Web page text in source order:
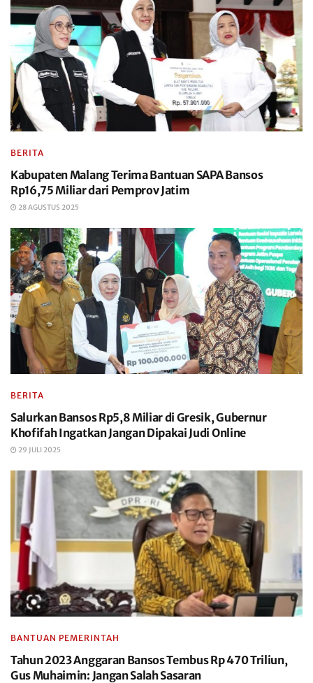
BERITA
Kabupaten Malang Terima Bantuan SAPA Bansos
Rp16,75 Miliar dari Pemprov Jatim
28 AGUSTUS 2025
BERITA
Salurkan Bansos Rp5,8 Miliar di Gresik, Gubernur
Khofifah Ingatkan Jangan Dipakai Judi Online
29 JULI 2025
BANTUAN PEMERINTAH
Tahun 2023 Anggaran Bansos Tembus Rp 470 Triliun,
Gus Muhaimin: Jangan Salah Sasaran